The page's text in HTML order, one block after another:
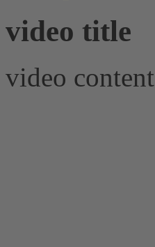
video title
video content